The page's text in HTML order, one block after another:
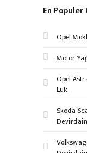
En
Opel
Motor
Opel
Luk
Skoda